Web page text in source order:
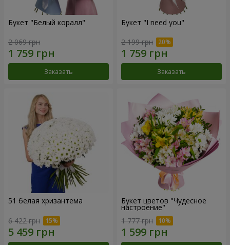
Букет "Белый коралл"
2 069 грн
Заказать
Букет "I need you"
2 199 грн
Заказать
51 белая хризантема
6 422 грн
Букет цветов "Чудесное
настроение"
1 777 грн